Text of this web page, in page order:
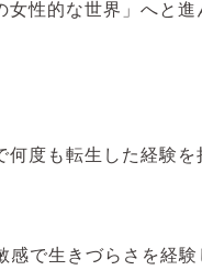
性的な世界」へと
何度も転生した経験
感で生きづらさを経